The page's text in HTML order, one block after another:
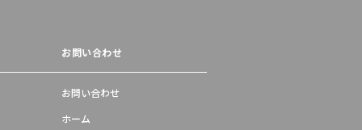
お問い合わせ
お問い合わせ
ホーム